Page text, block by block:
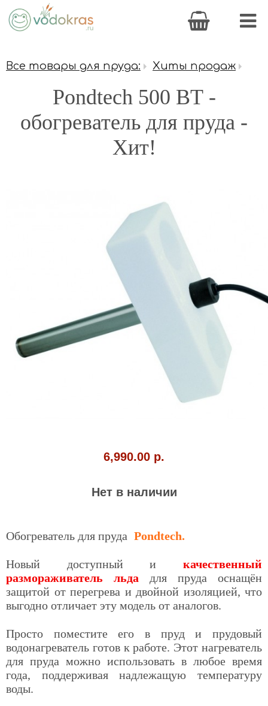
Все товары для пруда: Хиты продаж
Pondtech 500 ВТ -
обогреватель для пруда -
Хит!
6,990.00 р.
Нет в наличии
Обогреватель для пруда Pondtech.
Новый доступный и качественный
размораживатель льда для пруда оснащён
защитой от перегрева и двойной изоляцией, что
выгодно отличает эту модель от аналогов.
Просто поместите его в пруд и прудовый
водонагреватель готов к работе. Этот нагреватель
для пруда можно использовать в любое время
года, поддерживая надлежащую температуру
воды.